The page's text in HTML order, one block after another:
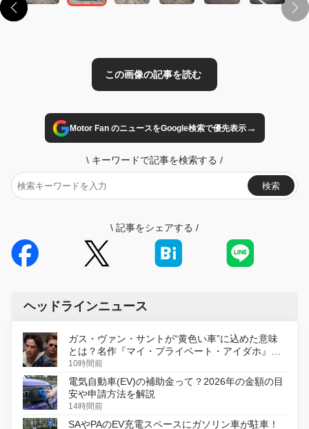
Motor Fan のニュースをGoogle検索で優先表示→
\ キーワードで記事を検索する /
検索
\ 記事をシェアする /
ヘッドラインニュース
ガス・ヴァン・サントが“黄色い車”に込めた意味
とは？名作『マイ・プライベート・アイダホ』が
初のデジタルリマスター版で復活
10時間前
電気自動車(EV)の補助金って？2026年の金額の目
安や申請方法を解説
14時間前
SAやPAのEV充電スペースにガソリン車が駐車！